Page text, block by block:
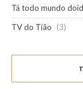
Tá todo mundo
TV do Tião
(3)